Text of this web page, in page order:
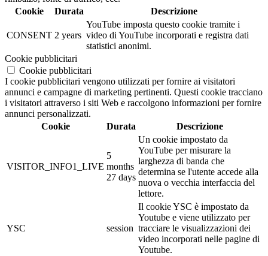
Cookie
Durata Descrizione
CONSENT 2 years
YouTube imposta questo cookie tramite i
video di YouTube incorporati e registra dati
statistici anonimi.
Cookie pubblicitari
Cookie pubblicitari
I cookie pubblicitari vengono utilizzati per fornire ai visitatori
annunci e campagne di marketing pertinenti. Questi cookie tracciano
i visitatori attraverso i siti Web e raccolgono informazioni per fornire
annunci personalizzati.
Cookie
Durata Descrizione
VISITOR_INFO1_LIVE
5
months
27 days
Un cookie impostato da
YouTube per misurare la
larghezza di banda che
determina se l'utente accede alla
nuova o vecchia interfaccia del
lettore.
YSC session
Il cookie YSC è impostato da
Youtube e viene utilizzato per
tracciare le visualizzazioni dei
video incorporati nelle pagine di
Youtube.